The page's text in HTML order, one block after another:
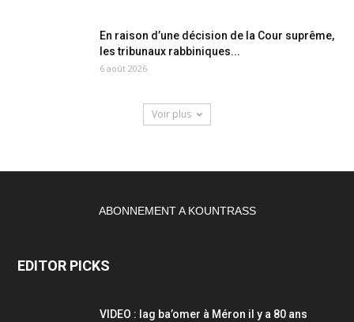
En raison d’une décision de la Cour suprême,
les tribunaux rabbiniques...
6 août 2026
Voir plus
ABONNEMENT A KOUNTRASS
EDITOR PICKS
VIDEO : lag ba’omer à Méron il y a 80 ans